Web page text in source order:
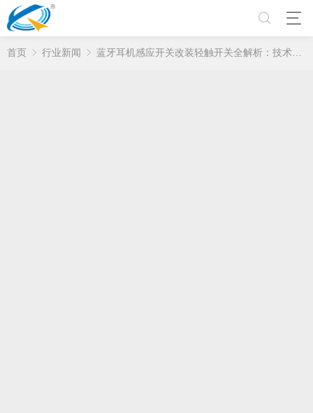
首页 行业新闻 蓝牙耳机感应开关改装轻触开关全解析：技术突破与用户体验升级